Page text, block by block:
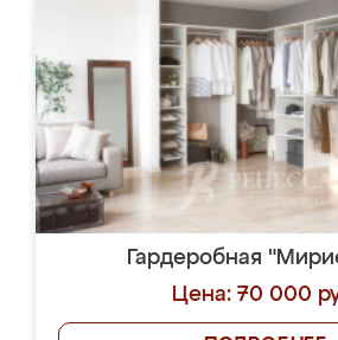
Гардеробная
Цена: 70 000